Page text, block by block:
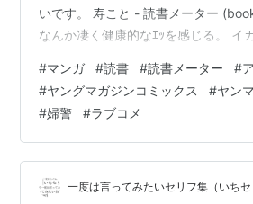
いです。 寿こと - 読書メーター
なんか凄く健康的なｴｯを感じる。 イ
レアのやり取りでしたね。 それぞれ
も関係性がメインって感じ。 ひたす
可愛い。 色々と能力高そうなのに。
る設定面白いですね。 ツノも取れる
季節は夏だけれど、ちゃんと季節は
も…
#マンガ #読書 #読書メーター #
#ヤングマガジンコミックス #ヤン
#婦警 #ラブコメ
一度は言ってみたいセリフ集（いちセ